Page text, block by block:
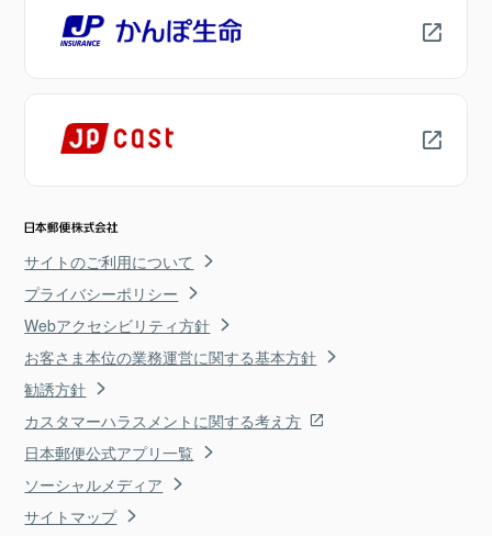
サイトのご利用について
プライバシーポリシー
Webアクセシビリティ方針
お客さま本位の業務運営に関する基本方針
勧誘方針
カスタマーハラスメントに関する考え方
日本郵便公式アプリ一覧
ソーシャルメディア
サイトマップ